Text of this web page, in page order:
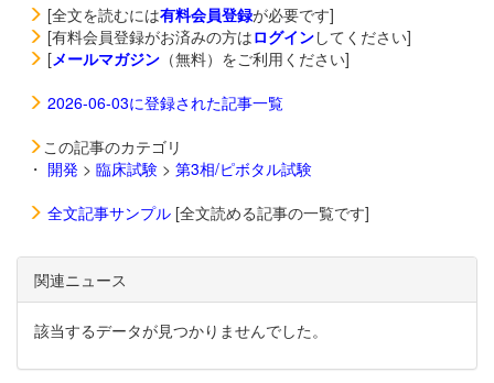
[全文を読むには有料会員登録が必要です]
[有料会員登録がお済みの方はログインしてください]
[メールマガジン （無料）をご利用ください]
2026-06-03に登録された記事一覧
この記事のカテゴリ
・ 開発 > 臨床試験 > 第3相/ピボタル試験
全文記事サンプル [全文読める記事の一覧です]
関連ニュース
該当するデータが見つかりませんでした。